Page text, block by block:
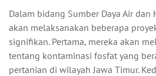
Dalam bidang Sumber Daya Air
akan melaksanakan beberapa
signifikan. Pertama, mereka akan
tentang kontaminasi fosfat yang
pertanian di wilayah Jawa Timur.